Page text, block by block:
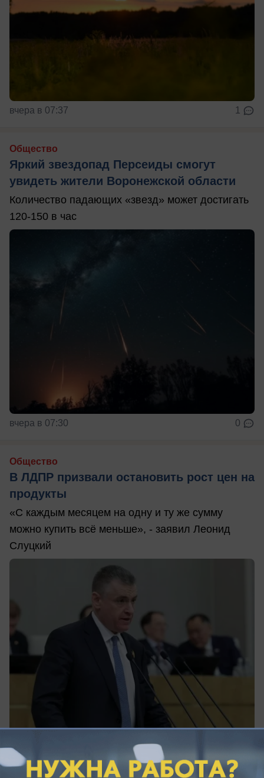
вчера в 07:37 1
Общество
Яркий звездопад Персеиды смогут
увидеть жители Воронежской области
Количество падающих «звезд» может достигать
120-150 в час
вчера в 07:30 0
Общество
В ЛДПР призвали остановить рост цен на
продукты
«С каждым месяцем на одну и ту же сумму
можно купить всё меньше», - заявил Леонид
Слуцкий
04.08.2026